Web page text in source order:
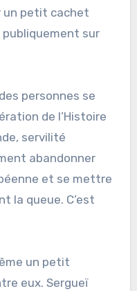
un petit cachet
publiquement sur
personnes se
de l’Histoire
servilité
abandonner
et se mettre
la queue. C’est
un petit
eux. Sergueï